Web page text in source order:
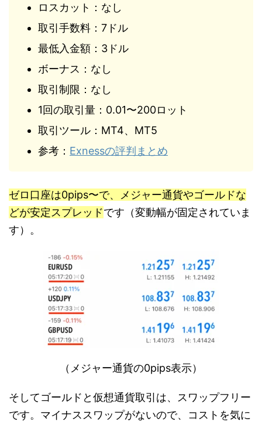
ロスカット：なし
取引手数料：7ドル
最低入金額：3ドル
ボーナス：なし
取引制限：なし
1回の取引量：0.01〜200ロット
取引ツール：MT4、MT5
参考： Exnessの評判まとめ
ゼロ口座は0pips〜で、メジャー通貨やゴールドな
どが安定スプレッドです（変動幅が固定されていま
す）。
（メジャー通貨の0pips表示）
そしてゴールドと仮想通貨取引は、スワップフリー
です。マイナススワップがないので、コストを気に